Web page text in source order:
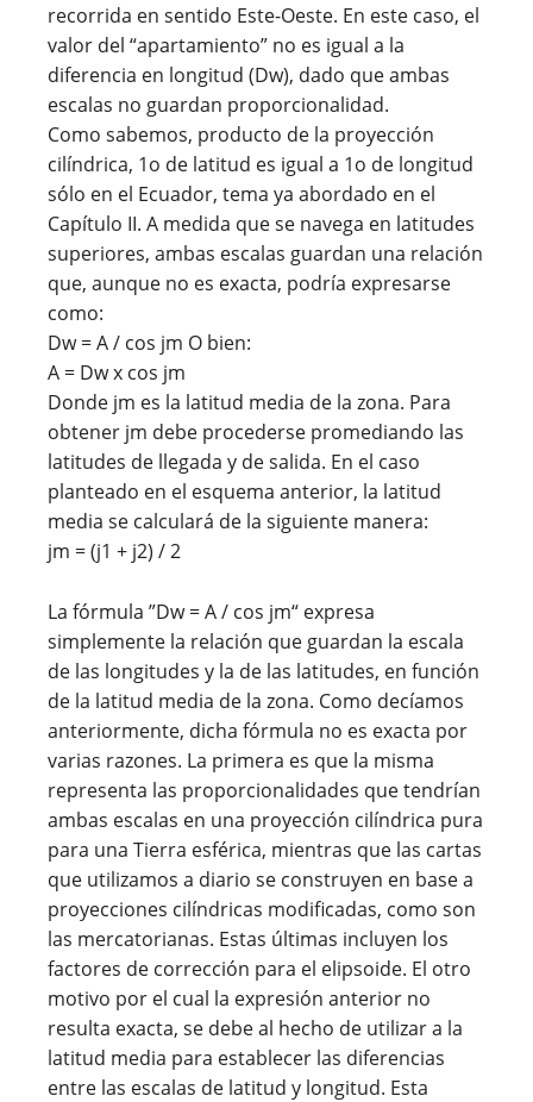
recorrida en sentido Este-Oeste. En este caso, el
valor del “apartamiento” no es igual a la
diferencia en longitud (Dw), dado que ambas
escalas no guardan proporcionalidad.
Como sabemos, producto de la proyección
cilíndrica, 1o de latitud es igual a 1o de longitud
sólo en el Ecuador, tema ya abordado en el
Capítulo II. A medida que se navega en latitudes
superiores, ambas escalas guardan una relación
que, aunque no es exacta, podría expresarse
como:
Dw = A / cos jm O bien:
A = Dw x cos jm
Donde jm es la latitud media de la zona. Para
obtener jm debe procederse promediando las
latitudes de llegada y de salida. En el caso
planteado en el esquema anterior, la latitud
media se calculará de la siguiente manera:
jm = (j1 + j2) / 2
La fórmula ”Dw = A / cos jm“ expresa
simplemente la relación que guardan la escala
de las longitudes y la de las latitudes, en función
de la latitud media de la zona. Como decíamos
anteriormente, dicha fórmula no es exacta por
varias razones. La primera es que la misma
representa las proporcionalidades que tendrían
ambas escalas en una proyección cilíndrica pura
para una Tierra esférica, mientras que las cartas
que utilizamos a diario se construyen en base a
proyecciones cilíndricas modificadas, como son
las mercatorianas. Estas últimas incluyen los
factores de corrección para el elipsoide. El otro
motivo por el cual la expresión anterior no
resulta exacta, se debe al hecho de utilizar a la
latitud media para establecer las diferencias
entre las escalas de latitud y longitud. Esta